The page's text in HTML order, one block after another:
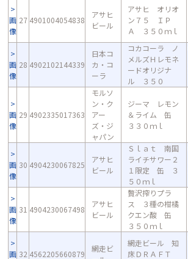
画
像
27 4901004054838
アサヒ
ビール
アサヒ オリオ
ン７５ ＩＰ
Ａ ３５０ｍｌ
画
像
28 4902102144339
日本コ
カ・コ
ーラ
コカコーラ ノ
メルズＨレモネ
ードオリジナ
ル ３５０
画
像
29 4902335017363
モルソ
ン・ク
アー
ズ・ジ
ャパン
ジーマ レモン
＆ライム 缶
３３０ｍｌ
画
像
30 4904230067825
アサヒ
ビール
Ｓｌａｔ 南国
ライチサワー２
１限定 缶 ３
５０ｍｌ
画
像
31 4904230067498
アサヒ
ビール
贅沢搾りプラ
ス ３種の柑橘
クエン酸 缶
３５０ｍｌ
画 32 4562205660879
網走ビ
網走ビール 知
床ＤＲＡＦＴ